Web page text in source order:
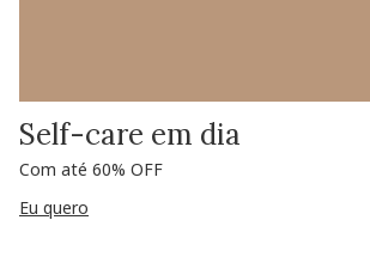
Self-care em dia
Com até 60% OFF
Eu quero